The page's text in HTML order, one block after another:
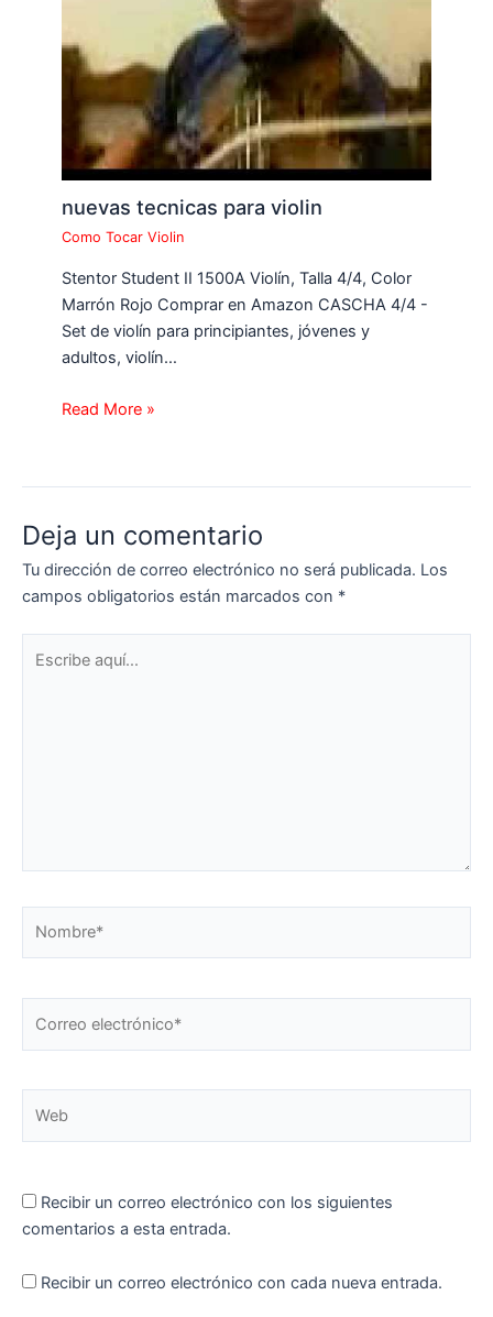
nuevas tecnicas para violin
Como Tocar Violin
Stentor Student II 1500A Violín, Talla 4/4, Color
Marrón Rojo Comprar en Amazon CASCHA 4/4 -
Set de violín para principiantes, jóvenes y
adultos, violín…
Read More »
Deja un comentario
Tu dirección de correo electrónico no será publicada. Los
campos obligatorios están marcados con *
aquí...
electrónico*
Recibir un correo electrónico con los siguientes
comentarios a esta entrada.
Recibir un correo electrónico con cada nueva entrada.